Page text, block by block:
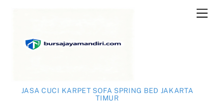
JASA CUCI KARPET SOFA SPRING BED JAKARTA
TIMUR